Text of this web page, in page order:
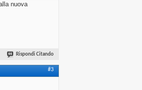
nuova
Rispondi Citando
#3